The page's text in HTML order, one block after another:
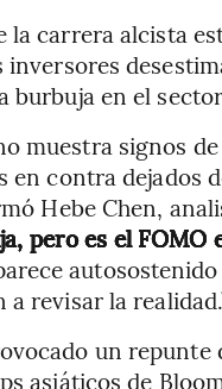
carrera alcista
inversores
burbuja en el
muestra signos
contra dejados
Hebe Chen,
pero es el
revisar la
un repunte
asiáticos de